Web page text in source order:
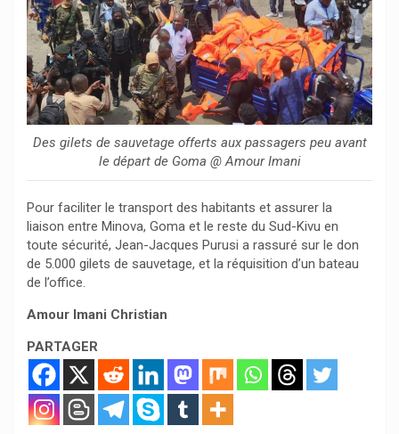
Des gilets de sauvetage offerts aux passagers peu avant
le départ de Goma @ Amour Imani
Pour faciliter le transport des habitants et assurer la
liaison entre Minova, Goma et le reste du Sud-Kivu en
toute sécurité, Jean-Jacques Purusi a rassuré sur le don
de 5.000 gilets de sauvetage, et la réquisition d’un bateau
de l’office.
Amour Imani Christian
PARTAGER